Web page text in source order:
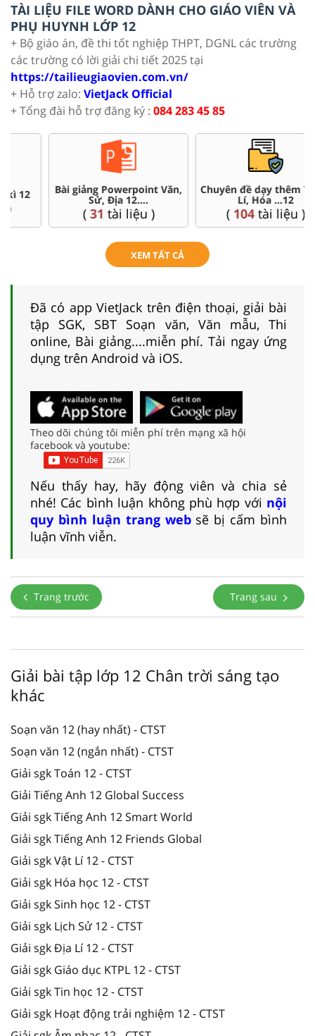
TÀI LIỆU FILE WORD DÀNH CHO GIÁO VIÊN VÀ
PHỤ HUYNH LỚP 12
+ Bộ giáo án, đề thi tốt nghiệp THPT, DGNL các trường
các trường có lời giải chi tiết 2025 tại
https://tailieugiaovien.com.vn/
+ Hỗ trợ zalo: VietJack Official
+ Tổng đài hỗ trợ đăng ký : 084 283 45 85
Chuyên đề dạy thêm Toán,
Lí, Hóa ...12
tài liệu )
Đề thi HSG 12
tài liệu )
XEM TẤT CẢ
Đã có app VietJack trên điện thoại, giải bài
tập SGK, SBT Soạn văn, Văn mẫu, Thi
online, Bài giảng....miễn phí. Tải ngay ứng
dụng trên Android và iOS.
Theo dõi chúng tôi miễn phí trên mạng xã hội
facebook và youtube:
Nếu thấy hay, hãy động viên và chia sẻ
nhé! Các bình luận không phù hợp với nội
quy bình luận trang websẽ bị cấm bình
luận vĩnh viễn.
Trang trước Trang sau
Giải bài tập lớp 12 Chân trời sáng tạo
khác
Soạn văn 12 (hay nhất) - CTST
Soạn văn 12 (ngắn nhất) - CTST
Giải sgk Toán 12 - CTST
Giải Tiếng Anh 12 Global Success
Giải sgk Tiếng Anh 12 Smart World
Giải sgk Tiếng Anh 12 Friends Global
Giải sgk Vật Lí 12 - CTST
Giải sgk Hóa học 12 - CTST
Giải sgk Sinh học 12 - CTST
Giải sgk Lịch Sử 12 - CTST
Giải sgk Địa Lí 12 - CTST
Giải sgk Giáo dục KTPL 12 - CTST
Giải sgk Tin học 12 - CTST
Giải sgk Hoạt động trải nghiệm 12 - CTST